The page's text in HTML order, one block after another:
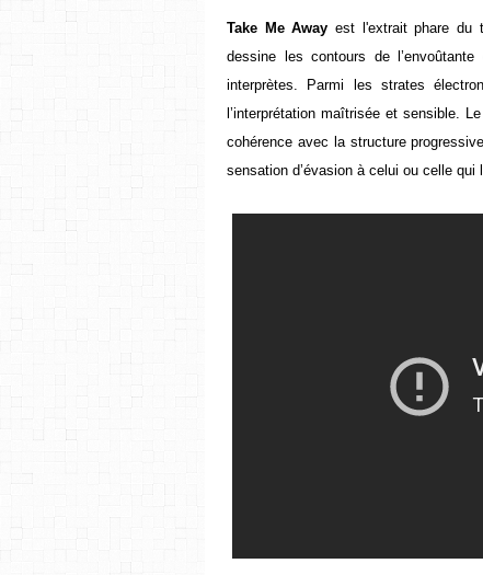
Take Me Away est l'extrait phare du
dessine les contours de
interprètes. Parmi les strates
l’interprétation maîtrisée et sensible.
cohérence avec la structure
sensation d’évasion à celui ou celle qui